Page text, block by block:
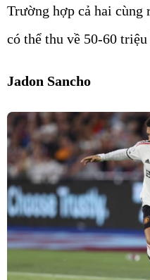
Trường hợp cả hai cùng
có thể thu về 50-60 triệu
Jadon Sancho